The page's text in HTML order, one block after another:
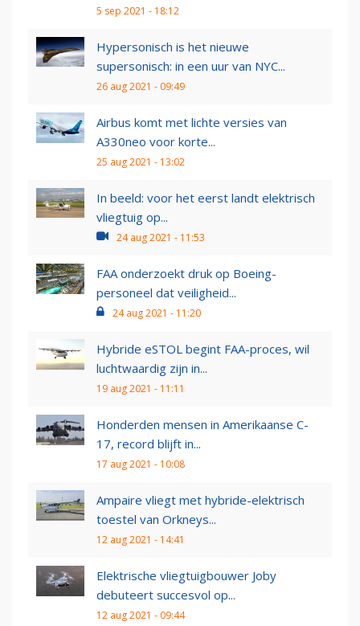
5 sep 2021 - 18:12
Hypersonisch is het nieuwe
supersonisch: in een uur van NYC...
26 aug 2021 - 09:49
Airbus komt met lichte versies van
A330neo voor korte...
25 aug 2021 - 13:02
In beeld: voor het eerst landt elektrisch
vliegtuig op...
24 aug 2021 - 11:53
FAA onderzoekt druk op Boeing-
personeel dat veiligheid...
24 aug 2021 - 11:20
Hybride eSTOL begint FAA-proces, wil
luchtwaardig zijn in...
19 aug 2021 - 11:11
Honderden mensen in Amerikaanse C-
17, record blijft in...
17 aug 2021 - 10:08
Ampaire vliegt met hybride-elektrisch
toestel van Orkneys...
12 aug 2021 - 14:41
Elektrische vliegtuigbouwer Joby
debuteert succesvol op...
12 aug 2021 - 09:44